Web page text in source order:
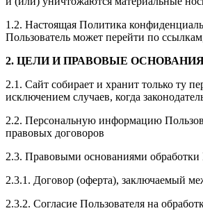
1.2. Настоящая Политика
Пользователь может перейти по
2. ЦЕЛИ И ПРАВОВЫЕ
2.1. Сайт собирает и хранит только ту
исключением случаев, когда
2.2. Персональную информацию
правовых договоров
2.3. Правовыми основаниями
2.3.1. Договор (оферта), заключаемый
2.3.2. Согласие Пользователя на